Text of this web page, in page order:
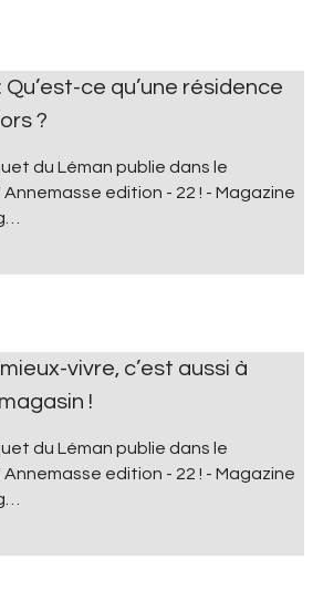
Qu’est-ce qu’une résidence
?
du Léman publie dans le
edition - 22 ! - Magazine
vivre, c’est aussi à
!
du Léman publie dans le
edition - 22 ! - Magazine